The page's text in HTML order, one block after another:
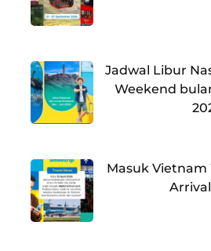
Jadwal Libur
Weekend
Masuk Vietnam